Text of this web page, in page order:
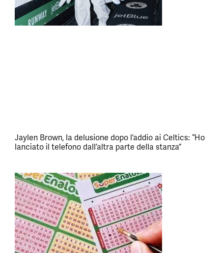
Jaylen Brown, la delusione dopo l’addio ai Celtics: “Ho
lanciato il telefono dall’altra parte della stanza”